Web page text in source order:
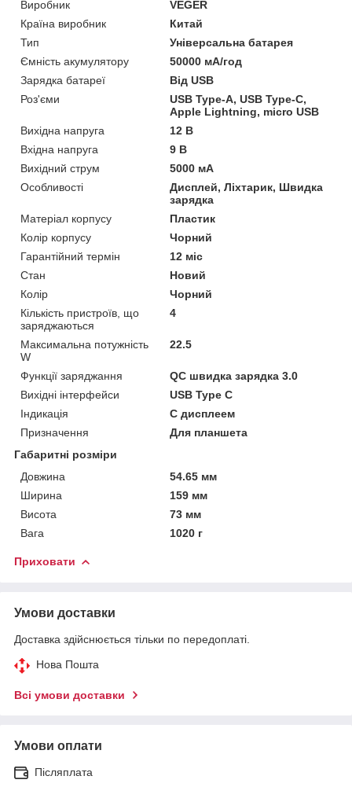
Виробник
VEGER
Країна виробник
Китай
Тип
Універсальна батарея
Ємність акумулятору
50000 мА/год
Зарядка батареї
Від USB
Роз'єми
USB Type-A, USB Type-C,
Apple Lightning, micro USB
Вихідна напруга
12 В
Вхідна напруга
9 В
Вихідний струм
5000 мА
Особливості
Дисплей, Ліхтарик, Швидка
зарядка
Матеріал корпусу
Пластик
Колір корпусу
Чорний
Гарантійний термін
12 міс
Стан
Новий
Колір
Чорний
Кількість пристроїв, що
заряджаються
4
Максимальна потужність
W
22.5
Функції заряджання
QC швидка зарядка 3.0
Вихідні інтерфейси
USB Type C
Індикація
С дисплеем
Призначення
Для планшета
Габаритні розміри
Довжина
54.65 мм
Ширина
159 мм
Висота
73 мм
Вага
1020 г
Приховати
Умови доставки
Доставка здійснюється тільки по передоплаті.
Нова Пошта
Всі умови доставки
Умови оплати
Післяплата